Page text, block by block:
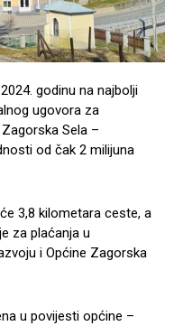
godinu na najbolji
ugovora za
Sela –
od čak 2 milijuna
3,8 kilometara ceste, a
za plaćanja u
i Općine Zagorska
u povijesti općine –